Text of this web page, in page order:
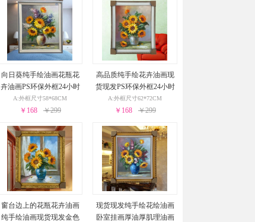
向日葵纯手绘油画花瓶花
卉油画PS环保外框24小时
之内发货
A:外框尺寸58*68CM
￥168 ￥299
高品质纯手绘花卉油画现
货现发PS环保外框24小时
之内发货
A:外框尺寸62*72CM
￥168 ￥299
窗台边上的花瓶花卉油画
纯手绘油画现货现发金色
现货现发纯手绘花绘油画
卧室挂画厚油厚肌理油画